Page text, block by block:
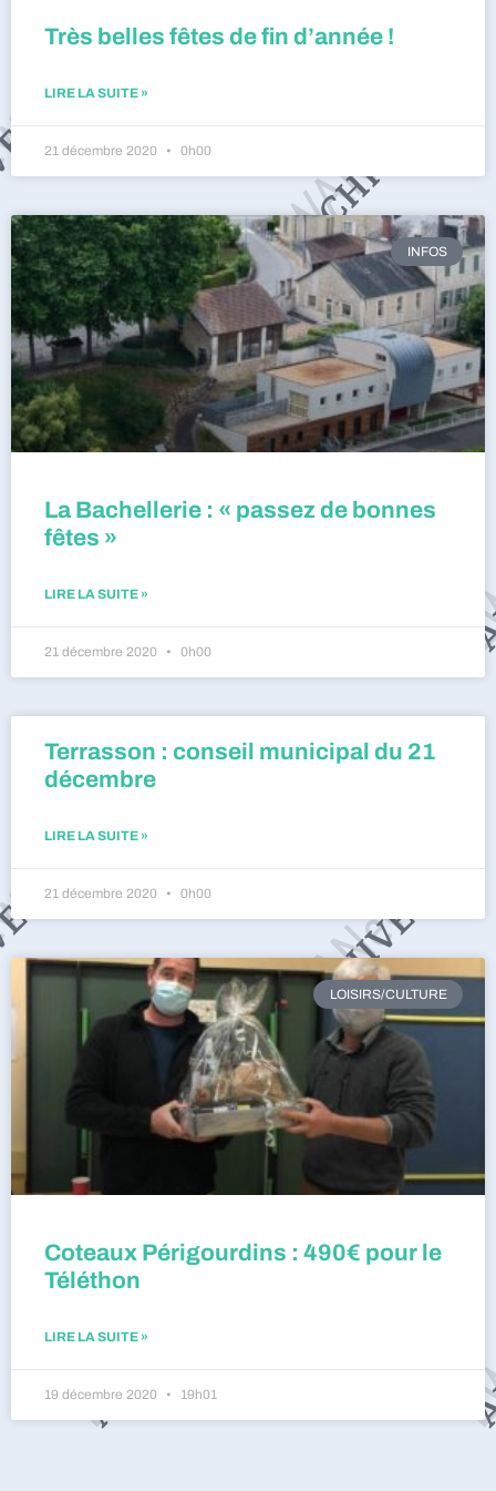
Très belles fêtes de fin d’année !
LIRE LA SUITE »
21 décembre 2020 0h00
INFOS
La Bachellerie : « passez de bonnes
fêtes »
LIRE LA SUITE »
21 décembre 2020 0h00
Terrasson : conseil municipal du 21
décembre
LIRE LA SUITE »
21 décembre 2020 0h00
LOISIRS/CULTURE
Coteaux Périgourdins : 490€ pour le
Téléthon
LIRE LA SUITE »
19 décembre 2020 19h01